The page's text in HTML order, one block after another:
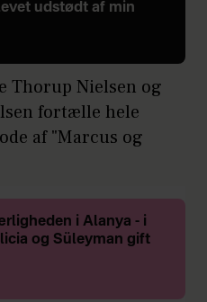
udstødt af min
Thorup Nielsen og
fortælle hele
af "Marcus og
i Alanya - i
og Süleyman gift